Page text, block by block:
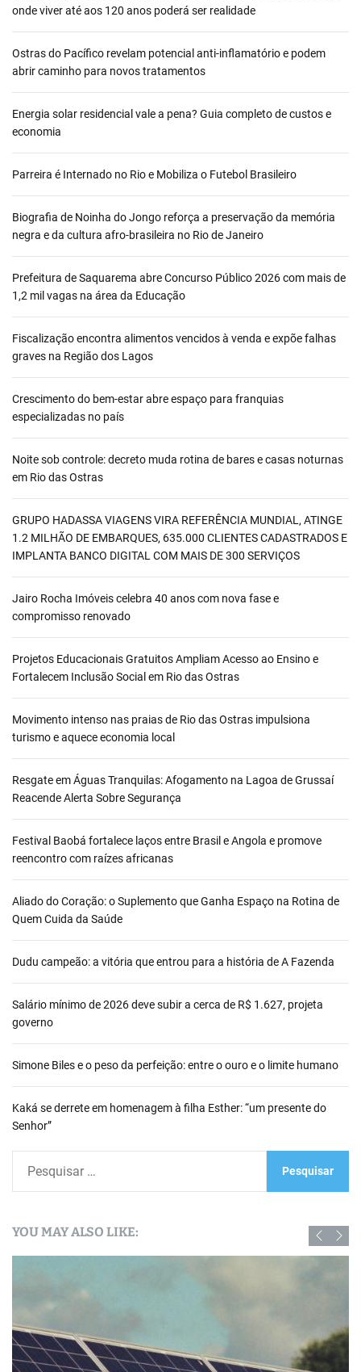
onde viver até aos 120 anos poderá ser realidade
Ostras do Pacífico revelam potencial anti-inflamatório e podem
abrir caminho para novos tratamentos
Energia solar residencial vale a pena? Guia completo de custos e
economia
Parreira é Internado no Rio e Mobiliza o Futebol Brasileiro
Biografia de Noinha do Jongo reforça a preservação da memória
negra e da cultura afro-brasileira no Rio de Janeiro
Prefeitura de Saquarema abre Concurso Público 2026 com mais de
1,2 mil vagas na área da Educação
Fiscalização encontra alimentos vencidos à venda e expõe falhas
graves na Região dos Lagos
Crescimento do bem-estar abre espaço para franquias
especializadas no país
Noite sob controle: decreto muda rotina de bares e casas noturnas
em Rio das Ostras
GRUPO HADASSA VIAGENS VIRA REFERÊNCIA MUNDIAL, ATINGE
1.2 MILHÃO DE EMBARQUES, 635.000 CLIENTES CADASTRADOS E
IMPLANTA BANCO DIGITAL COM MAIS DE 300 SERVIÇOS
Jairo Rocha Imóveis celebra 40 anos com nova fase e
compromisso renovado
Projetos Educacionais Gratuitos Ampliam Acesso ao Ensino e
Fortalecem Inclusão Social em Rio das Ostras
Movimento intenso nas praias de Rio das Ostras impulsiona
turismo e aquece economia local
Resgate em Águas Tranquilas: Afogamento na Lagoa de Grussaí
Reacende Alerta Sobre Segurança
Festival Baobá fortalece laços entre Brasil e Angola e promove
reencontro com raízes africanas
Aliado do Coração: o Suplemento que Ganha Espaço na Rotina de
Quem Cuida da Saúde
Dudu campeão: a vitória que entrou para a história de A Fazenda
Salário mínimo de 2026 deve subir a cerca de R$ 1.627, projeta
governo
Simone Biles e o peso da perfeição: entre o ouro e o limite humano
Kaká se derrete em homenagem à filha Esther: “um presente do
Senhor”
u
i
r
p
o
YOU MAY ALSO LIKE: